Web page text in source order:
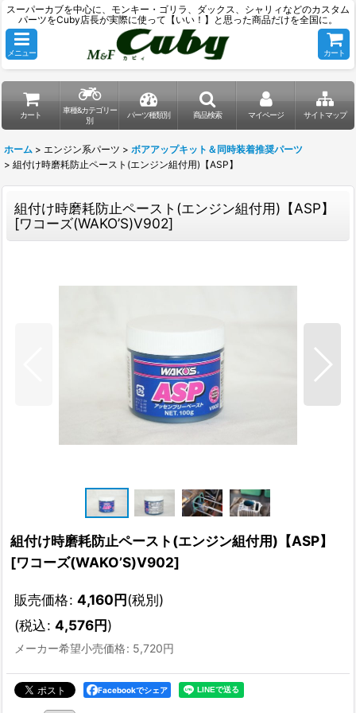
スーパーカブを中心に、モンキー・ゴリラ、ダックス、シャリィなどのカスタム
パーツをCuby店長が実際に使って【いい！】と思った商品だけを全国に。
メニュー カート
カート
車種&カテゴリー
別
パーツ種類別 商品検索 マイページ サイトマップ
ホーム > エンジン系パーツ > ボアアップキット＆同時装着推奨パーツ
> 組付け時磨耗防止ペースト(エンジン組付用)【ASP】
組付け時磨耗防止ペースト(エンジン組付用)【ASP】
[ワコーズ(WAKO’S)V902]
組付け時磨耗防止ペースト(エンジン組付用)【ASP】
[ワコーズ(WAKO’S)V902]
販売価格: 4,160円(税別)
(税込: 4,576円)
メーカー希望小売価格: 5,720円
Facebookでシェア